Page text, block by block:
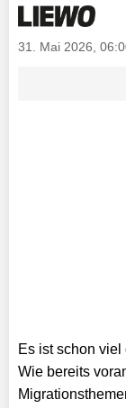
31. Mai 2026,
Es ist schon
Wie bereits